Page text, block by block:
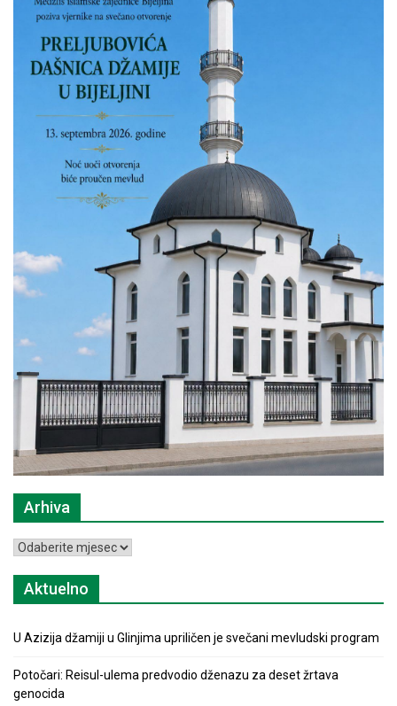
Arhiva
Arhiva
Aktuelno
U Azizija džamiji u Glinjima upriličen je svečani mevludski program
Potočari: Reisul-ulema predvodio dženazu za deset žrtava
genocida